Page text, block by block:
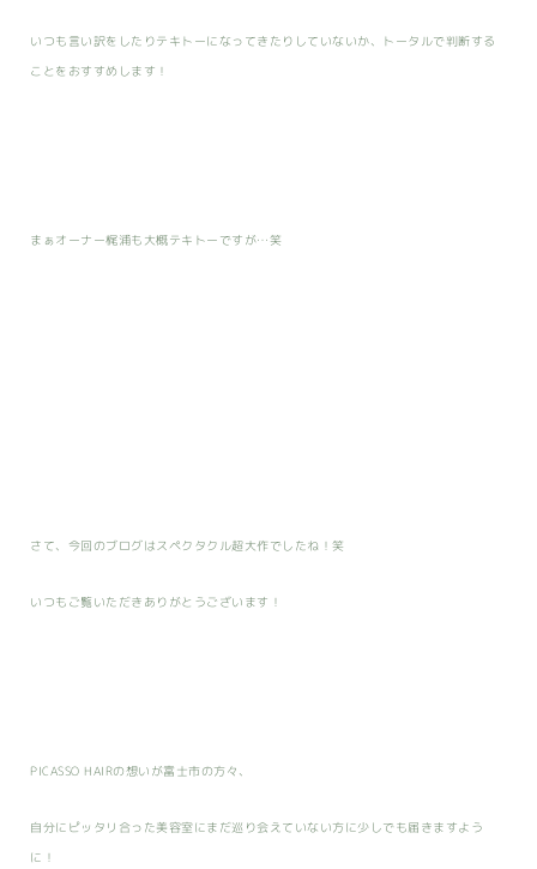
いつも言い訳をしたりテキトーになってきたりしていないか、トータルで判断する
ことをおすすめします！
まぁオーナー梶浦も大概テキトーですが…笑
さて、今回のブログはスペクタクル超大作でしたね！笑
いつもご覧いただきありがとうございます！
PICASSO HAIRの想いが富士市の方々、
自分にピッタリ合った美容室にまだ巡り会えていない方に少しでも届きますよう
に！